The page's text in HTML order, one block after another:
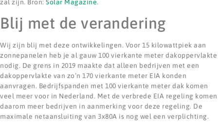
zal zijn. Bron: Solar Magazine.
Blij met de verandering
Wij zijn blij met deze ontwikkelingen. Voor 15 kilowattpiek aan
zonnepanelen heb je al gauw 100 vierkante meter dakoppervlakte
nodig. De grens in 2019 maakte dat alleen bedrijven met een
dakoppervlakte van zo’n 170 vierkante meter EIA konden
aanvragen. Bedrijfspanden met 100 vierkante meter dak komen
veel meer voor in Nederland. Met de verbrede EIA regeling komen
daarom meer bedrijven in aanmerking voor deze regeling. De
maximale netaansluiting van 3x80A is nog wel een verplichting.